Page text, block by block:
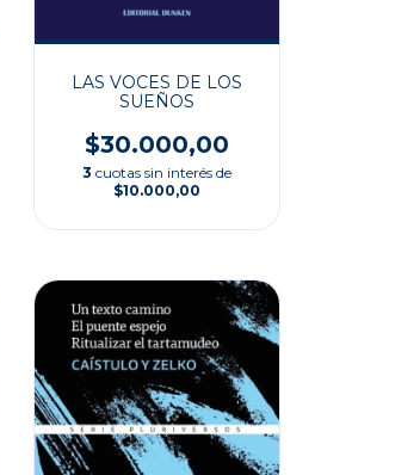
LAS VOCES DE LOS
SUEÑOS
$30.000,00
3 cuotas sin interés de
$10.000,00